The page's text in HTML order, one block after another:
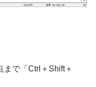
まで「Ctrl＋Shift＋